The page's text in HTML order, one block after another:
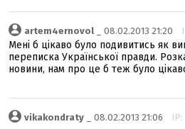
artem4ernovol _ 08.02.2013 21:20
Мені б цікаво було подивитись як
переписка Української правди.
новини, нам про це б теж було
vikakondraty _ 08.02.2013 21:06